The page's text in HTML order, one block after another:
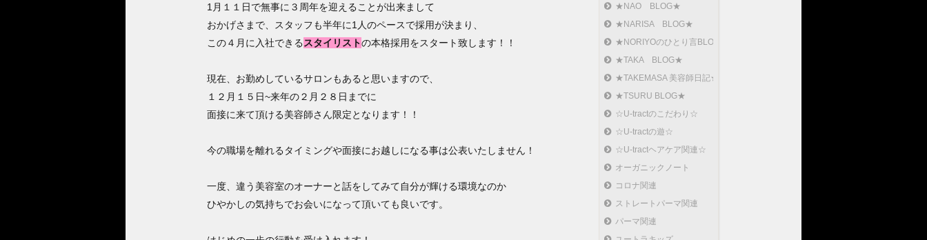
1月１１日で無事に３周年を迎えることが出来まして
おかげさまで、スタッフも半年に1人のペースで採用が決まり、
この４月に入社できる スタイリストの本格採用をスタート致します！！
現在、お勤めしているサロンもあると思いますので、
１２月１５日~来年の２月２８日までに
面接に来て頂ける美容師さん限定となります！！
今の職場を離れるタイミングや面接にお越しになる事は公表いたしません！
一度、違う美容室のオーナーと話をしてみて自分が輝ける環境なのか
ひやかしの気持ちでお会いになって頂いても良いです。
★NAO BLOG★
★NARISA BLOG★
★NORIYOのひとり言BLOG
★TAKA BLOG★
★TAKEMASA 美容師日記★
★TSURU BLOG★
☆U-tractのこだわり☆
☆U-tractの遊☆
☆U-tractヘアケア関連☆
オーガニックノート
コロナ関連
ストレートパーマ関連
パーマ関連